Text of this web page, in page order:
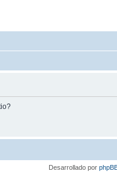
Desarrollado por